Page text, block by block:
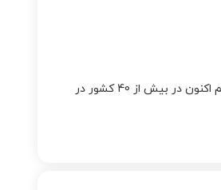
) محصولات، شناخته شده است. این برند هم اکنون در بیش از 40 کشور در